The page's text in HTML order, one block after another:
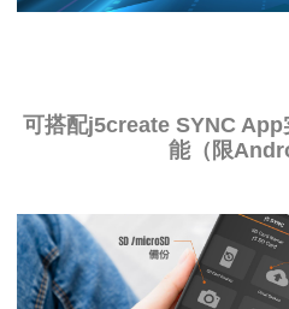
可搭配j5create SYNC App
能（限